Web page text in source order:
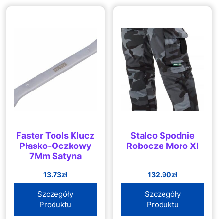
Faster Tools Klucz
Płasko-Oczkowy
7Mm Satyna
13.73zł
Szczegóły
Produktu
Stalco Spodnie
Robocze Moro Xl
132.90zł
Szczegóły
Produktu